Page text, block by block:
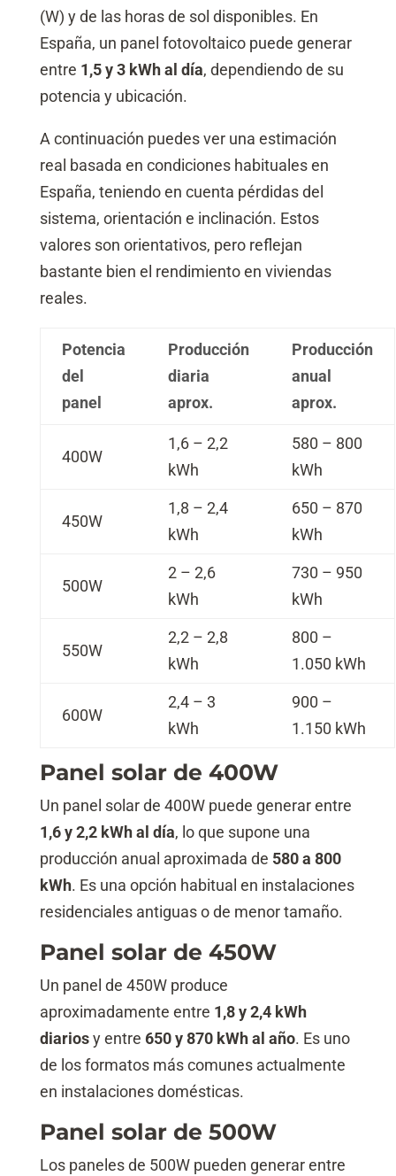
(W) y de las horas de sol disponibles. En
España, un panel fotovoltaico puede generar
entre 1,5 y 3 kWh al día, dependiendo de su
potencia y ubicación.
A continuación puedes ver una estimación
real basada en condiciones habituales en
España, teniendo en cuenta pérdidas del
sistema, orientación e inclinación. Estos
valores son orientativos, pero reflejan
bastante bien el rendimiento en viviendas
reales.
Potencia
del
panel
Producción
diaria
aprox.
Producción
anual
aprox.
400W
1,6 – 2,2
kWh
580 – 800
kWh
450W
1,8 – 2,4
kWh
650 – 870
kWh
500W
2 – 2,6
kWh
730 – 950
kWh
550W
2,2 – 2,8
kWh
800 –
1.050 kWh
600W
2,4 – 3
kWh
900 –
1.150 kWh
Panel solar de 400W
Un panel solar de 400W puede generar entre
1,6 y 2,2 kWh al día, lo que supone una
producción anual aproximada de 580 a 800
kWh. Es una opción habitual en instalaciones
residenciales antiguas o de menor tamaño.
Panel solar de 450W
Un panel de 450W produce
aproximadamente entre 1,8 y 2,4 kWh
diariosy entre 650 y 870 kWh al año. Es uno
de los formatos más comunes actualmente
en instalaciones domésticas.
Panel solar de 500W
Los paneles de 500W pueden generar entre